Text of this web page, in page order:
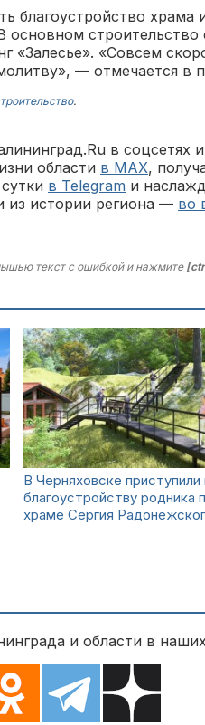
благоустройство храма
строительство
«Залесье». «Совсем
— отмечается в
.
в соцсетях
области в MAX,
в Telegram и
из истории региона — во
текст с ошибкой и нажмите
В Черняховске приступили
благоустройству родника
храме Сергия
и области в